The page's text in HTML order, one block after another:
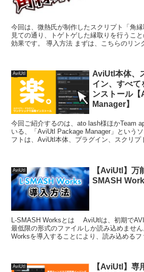
今回は、微熱氏が制作したスクリプト「角縁
見ての通り、トゲトゲした縁取りを行うこ
効果です。 導入方法 まずは、こちらのリン
AviUtl
AviUtl本体、
イン、すべて
ンストール
Manager】
今回ご紹介するのは、ato lash様ほかTeam
いる、「AviUtl Package Manager」という
フトは、AviUtl本体、プラグイン、スクリプ
AviUtl
【AviUtl】万
SMASH
L-SMASH Worksとは AviUtlは、初期で
最低限の形式のファイルしか読み込めませ
Worksを導入することにより、読み込めるフ
AviUtl
【AviUtl】専